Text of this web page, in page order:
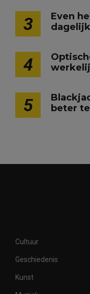
3
Even
4
5
beter
Cultuur
Geschiedenis
Kunst